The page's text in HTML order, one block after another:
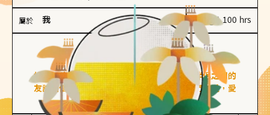
屬於 我 100 g｜100 hrs
好友型
佛手柑、橙花
好友型的人喜歡分享生活中的點滴，重視與伴侶之間的
友誼和信任，穩定感是重要的關鍵詞。對他們來說，愛
情是心靈深處的共鳴和理解。